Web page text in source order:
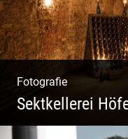
Fotografie
Sektkellerei